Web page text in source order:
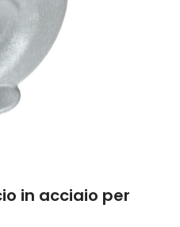
in acciaio per